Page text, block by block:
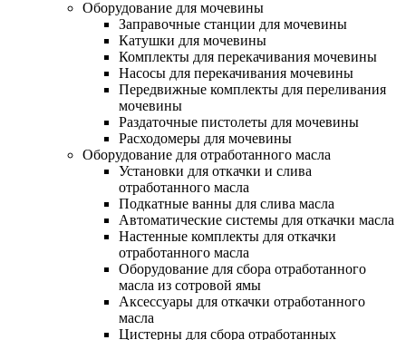
Оборудование для мочевины
Заправочные станции для мочевины
Катушки для мочевины
Комплекты для перекачивания мочевины
Насосы для перекачивания мочевины
Передвижные комплекты для переливания
мочевины
Раздаточные пистолеты для мочевины
Расходомеры для мочевины
Оборудование для отработанного масла
Установки для откачки и слива
отработанного масла
Подкатные ванны для слива масла
Автоматические системы для откачки масла
Настенные комплекты для откачки
отработанного масла
Оборудование для сбора отработанного
масла из сотровой ямы
Аксессуары для откачки отработанного
масла
Цистерны для сбора отработанных